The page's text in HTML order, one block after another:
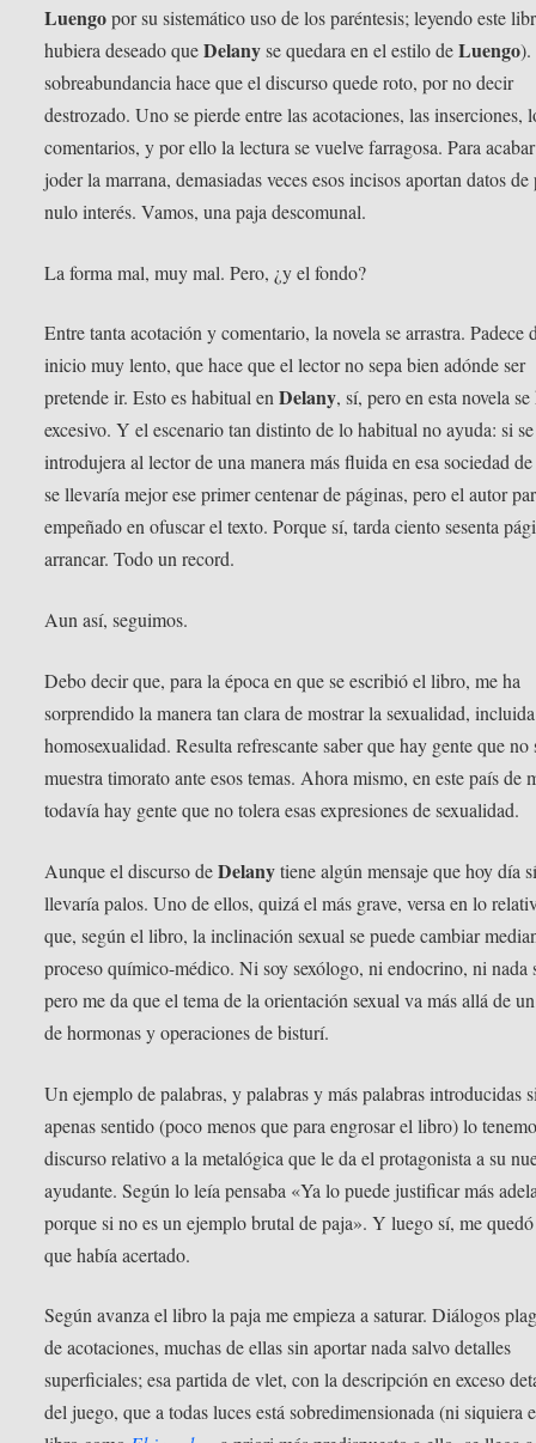
Luengopor su sistemático uso de los paréntesis; leyendo este
hubiera deseado queDelanyse quedara en el estilo deLuengo).
sobreabundancia hace que el discurso quede roto, por no decir
destrozado. Uno se pierde entre las acotaciones, las inserciones,
comentarios, y por ello la lectura se vuelve farragosa. Para
joder la marrana, demasiadas veces esos incisos aportan datos
nulo interés. Vamos, una paja descomunal.
La forma mal, muy mal. Pero, ¿y el fondo?
Entre tanta acotación y comentario, la novela se arrastra. Padece
inicio muy lento, que hace que el lector no sepa bien adónde ser
pretende ir. Esto es habitual enDelany, sí, pero en esta novela se
excesivo. Y el escenario tan distinto de lo habitual no ayuda: si se
introdujera al lector de una manera más fluida en esa sociedad
se llevaría mejor ese primer centenar de páginas, pero el autor
empeñado en ofuscar el texto. Porque sí, tarda ciento sesenta
arrancar. Todo un record.
Aun así, seguimos.
Debo decir que, para la época en que se escribió el libro, me ha
sorprendido la manera tan clara de mostrar la sexualidad,
homosexualidad. Resulta refrescante saber que hay gente que no
muestra timorato ante esos temas. Ahora mismo, en este país de
todavía hay gente que no tolera esas expresiones de sexualidad.
Aunque el discurso deDelanytiene algún mensaje que hoy día
llevaría palos. Uno de ellos, quizá el más grave, versa en lo
que, según el libro, la inclinación sexual se puede cambiar
proceso químico-médico. Ni soy sexólogo, ni endocrino, ni nada
pero me da que el tema de la orientación sexual va más allá de
de hormonas y operaciones de bisturí.
Un ejemplo de palabras, y palabras y más palabras introducidas
apenas sentido (poco menos que para engrosar el libro) lo
discurso relativo a la metalógica que le da el protagonista a su
ayudante. Según lo leía pensaba «Ya lo puede justificar más
porque si no es un ejemplo brutal de paja». Y luego sí, me
que había acertado.
Según avanza el libro la paja me empieza a saturar. Diálogos
de acotaciones, muchas de ellas sin aportar nada salvo detalles
superficiales; esa partida de vlet, con la descripción en exceso
del juego, que a todas luces está sobredimensionada (ni siquiera